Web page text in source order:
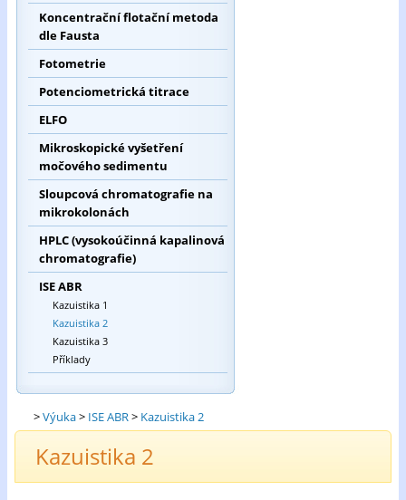
Koncentrační flotační metoda
dle Fausta
Fotometrie
Potenciometrická titrace
ELFO
Mikroskopické vyšetření
močového sedimentu
Sloupcová chromatografie na
mikrokolonách
HPLC (vysokoúčinná kapalinová
chromatografie)
ISE ABR
Kazuistika 1
Kazuistika 2
Kazuistika 3
Příklady
>Výuka> ISE ABR> Kazuistika 2
Kazuistika 2